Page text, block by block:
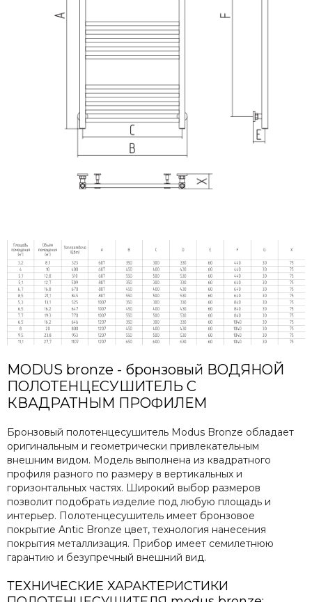
MODUS bronze - бронзовый ВОДЯНОЙ
ПОЛОТЕНЦЕСУШИТЕЛЬ C
КВАДРАТНЫМ ПРОФИЛЕМ
Бронзовый полотенцесушитель Modus Bronze обладает
оригинальным и геометрически привлекательным
внешним видом. Модель выполнена из квадратного
профиля разного по размеру в вертикальных и
горизонтальных частях. Широкий выбор размеров
позволит подобрать изделие под любую площадь и
интерьер. Полотенцесушитель имеет бронзовое
покрытие Antic Bronze цвет, технология нанесения
покрытия металлизация. Прибор имеет семилетнюю
гарантию и безупречный внешний вид.
ТЕХНИЧЕСКИЕ ХАРАКТЕРИСТИКИ